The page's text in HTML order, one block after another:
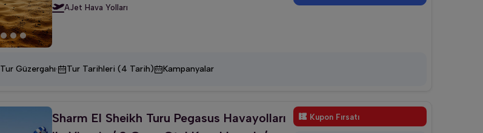
AJet Hava Yolları
Tur Güzergahı· Tur Tarihleri (4 Tarih) Kampanyalar
Sharm El Sheikh Turu Pegasus Havayolları
Kupon Fırsatı